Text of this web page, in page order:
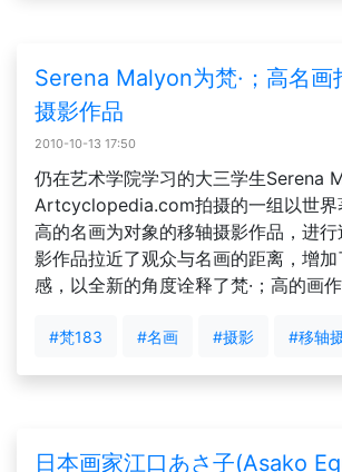
Serena Malyon为梵·；高名画
摄影作品
2010-10-13 17:50
仍在艺术学院学习的大三学生Serena
Artcyclopedia.com拍摄的一组以世界
高的名画为对象的移轴摄影作品，进
影作品拉近了观众与名画的距离，增
感，以全新的角度诠释了梵·；高的画作
#梵183 #名画 #摄影 #移轴
日本画家江口あさ子(Asako